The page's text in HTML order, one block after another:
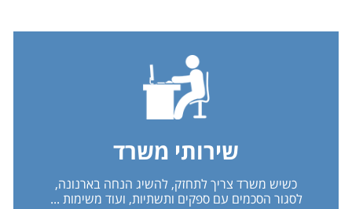
שירותי משרד
כשיש משרד צריך לתחזק, להשיג הנחה בארנונה,
לסגור הסכמים עם ספקים ותשתיות, ועוד משימות ...